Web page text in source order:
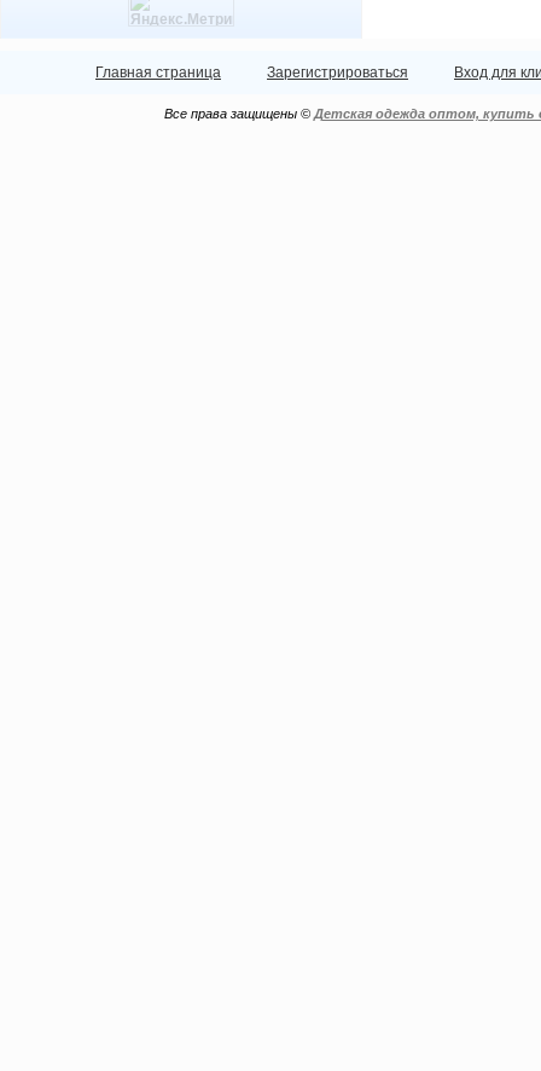
Главная страница Зарегистрироваться Вход для
Все права защищены © Детская одежда оптом,